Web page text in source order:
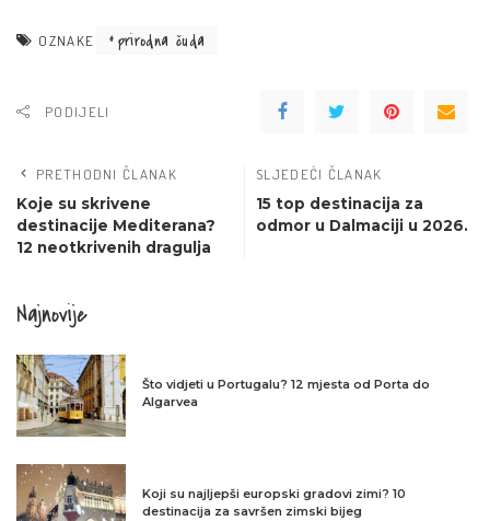
OZNAKE prirodna čuda
PODIJELI
PRETHODNI ČLANAK
Koje su skrivene
destinacije Mediterana?
12 neotkrivenih dragulja
SLJEDEĆI ČLANAK
15 top destinacija za
odmor u Dalmaciji u 2026.
Najnovije
Što vidjeti u Portugalu? 12 mjesta od Porta do
Algarvea
Koji su najljepši europski gradovi zimi? 10
destinacija za savršen zimski bijeg